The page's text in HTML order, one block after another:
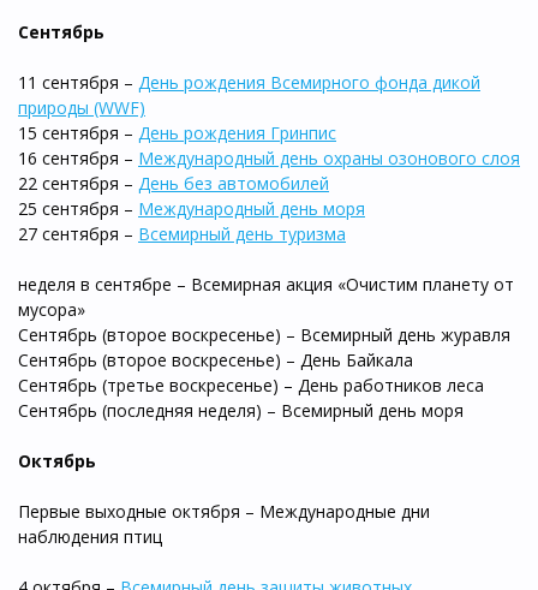
Сентябрь
11 сентября – День рождения Всемирного фонда дикой
природы (WWF)
15 сентября – День рождения Гринпис
16 сентября – Международный день охраны озонового слоя
22 сентября – День без автомобилей
25 сентября – Международный день моря
27 сентября – Всемирный день туризма
неделя в сентябре – Всемирная акция «Очистим планету от
мусора»
Сентябрь (второе воскресенье) – Всемирный день журавля
Сентябрь (второе воскресенье) – День Байкала
Сентябрь (третье воскресенье) – День работников леса
Сентябрь (последняя неделя) – Всемирный день моря
Октябрь
Первые выходные октября – Международные дни
наблюдения птиц